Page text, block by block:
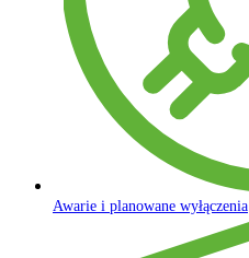
Awarie i planowane wyłączenia